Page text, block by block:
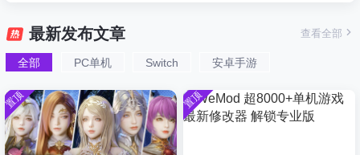
Knight》
Creed
拟机
速：地平
线
6（Forza
Horizon
6）免安装
中文版
心/Atomic
Heart》免
安装中文
n Desert
SOR）免
安装中文
版
9：安魂
）免安装
中文版
欢迎 Z******U
欢迎
k******2
e******i
签到获取 点积分
1小时前
欢迎e******i 加入本站
17小时前
普洱 签到获取 39 点积分
17小时前
欢迎普洱 加入本站
最新发布文章
全部 PC单机 Switch 安卓手游
查看全部
置顶 置顶